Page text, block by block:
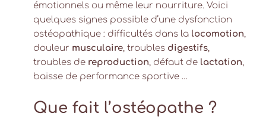
émotionnels ou même leur nourriture. Voici
quelques signes possible d’une dysfonction
ostéopathique : difficultés dans la locomotion,
douleur musculaire, troubles digestifs,
troubles de reproduction, défaut de lactation,
baisse de performance sportive …
Que fait l’ostéopathe ?